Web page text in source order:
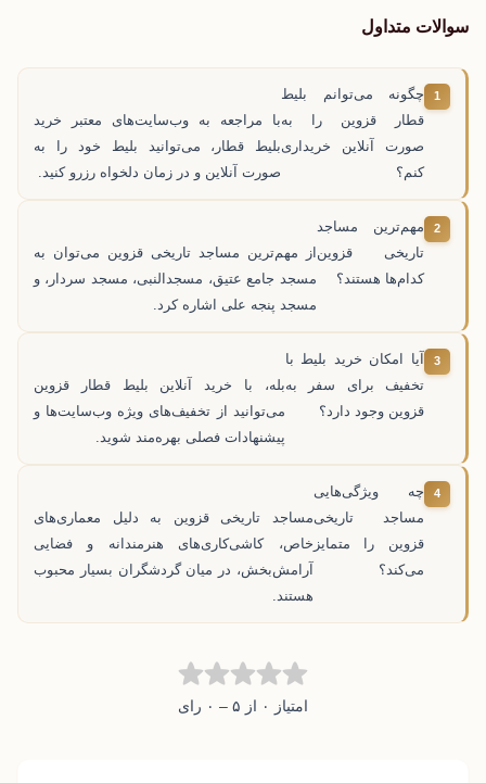
سوالات متداول
چگونه می‌توانم بلیط
قطار قزوین را به
صورت آنلاین خریداری
کنم؟
با مراجعه به وب‌سایت‌های معتبر خرید
بلیط قطار، می‌توانید بلیط خود را به
صورت آنلاین و در زمان دلخواه رزرو کنید.
مهم‌ترین مساجد
تاریخی قزوین
کدام‌ها هستند؟
از مهم‌ترین مساجد تاریخی قزوین می‌توان به
مسجد جامع عتیق، مسجدالنبی، مسجد سردار، و
مسجد پنجه علی اشاره کرد.
آیا امکان خرید بلیط با
تخفیف برای سفر به
قزوین وجود دارد؟
بله، با خرید آنلاین بلیط قطار قزوین
می‌توانید از تخفیف‌های ویژه وب‌سایت‌ها و
پیشنهادات فصلی بهره‌مند شوید.
چه ویژگی‌هایی
مساجد تاریخی
قزوین را متمایز
می‌کند؟
مساجد تاریخی قزوین به دلیل معماری‌های
خاص، کاشی‌کاری‌های هنرمندانه و فضایی
آرامش‌بخش، در میان گردشگران بسیار محبوب
هستند.
امتیاز ۰ از ۵ – ۰ رای